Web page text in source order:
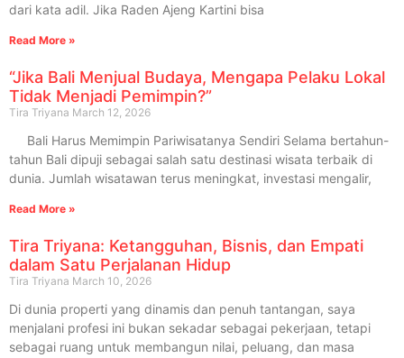
dari kata adil. Jika Raden Ajeng Kartini bisa
Read More »
“Jika Bali Menjual Budaya, Mengapa Pelaku Lokal
Tidak Menjadi Pemimpin?”
Tira Triyana March 12, 2026
Bali Harus Memimpin Pariwisatanya Sendiri Selama bertahun-
tahun Bali dipuji sebagai salah satu destinasi wisata terbaik di
dunia. Jumlah wisatawan terus meningkat, investasi mengalir,
Read More »
Tira Triyana: Ketangguhan, Bisnis, dan Empati
dalam Satu Perjalanan Hidup
Tira Triyana March 10, 2026
Di dunia properti yang dinamis dan penuh tantangan, saya
menjalani profesi ini bukan sekadar sebagai pekerjaan, tetapi
sebagai ruang untuk membangun nilai, peluang, dan masa